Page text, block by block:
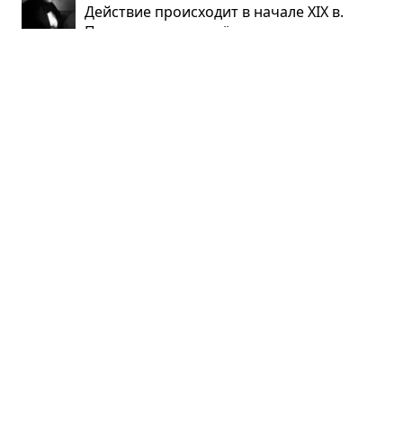
Действие про­ис­хо­дит в начале XIX в.
Повест­во­ва­ние ведётся от лица глав­ного